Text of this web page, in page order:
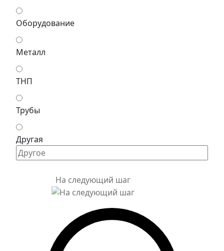
Оборудование
Металл
ТНП
Трубы
Другая
На следующий шаг